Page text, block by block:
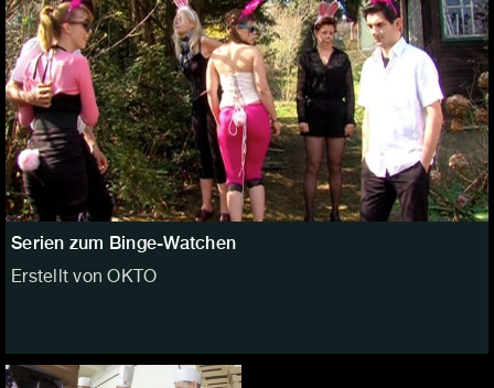
Serien zum Binge-Watchen
Erstellt von OKTO